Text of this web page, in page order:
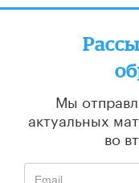
Мы
актуальных
во